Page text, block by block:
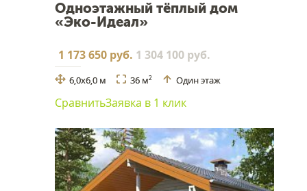
Одноэтажный тёплый дом
«Эко-Идеал»
1 173 650 руб. 1 304 100 руб.
6,0х6,0 м 36 м2 Один этаж
СравнитьЗаявка в 1 клик